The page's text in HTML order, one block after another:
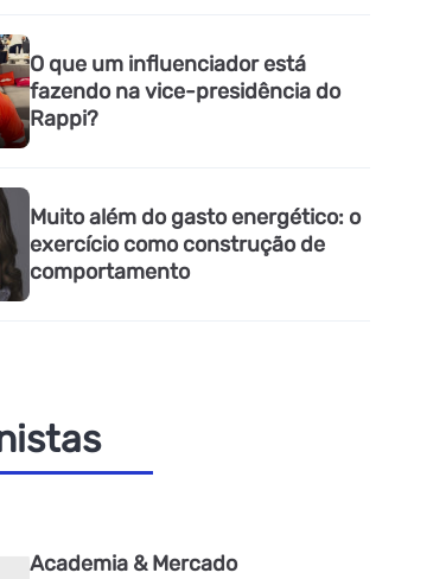
O que um influenciador está
fazendo na vice-presidência do
Rappi?
Muito além do gasto energético: o
exercício como construção de
comportamento
Academia & Mercado